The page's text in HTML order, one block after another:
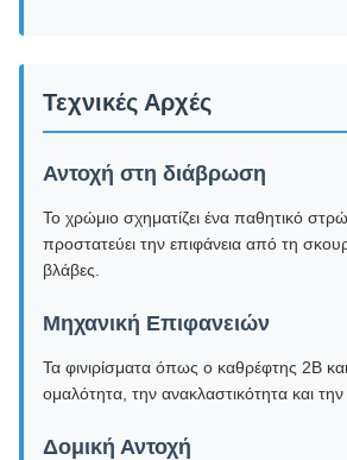
Τεχνικές Αρχές
Αντοχή στη διάβρωση
Το χρώμιο σχηματίζει ένα παθητικό
προστατεύει την επιφάνεια από τη
βλάβες.
Μηχανική Επιφανειών
Τα φινιρίσματα όπως ο καθρέφτης 2Β
ομαλότητα, την ανακλαστικότητα και
Δομική Αντοχή